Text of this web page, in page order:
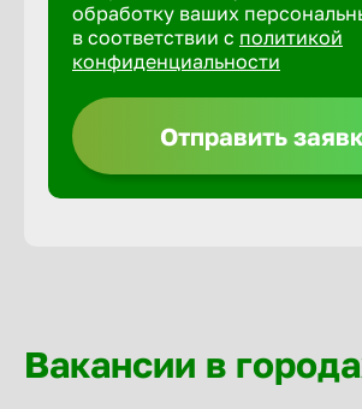
обработку ваших
в соответствии с политикой
конфиденциальности
Отправить
Вакансии в